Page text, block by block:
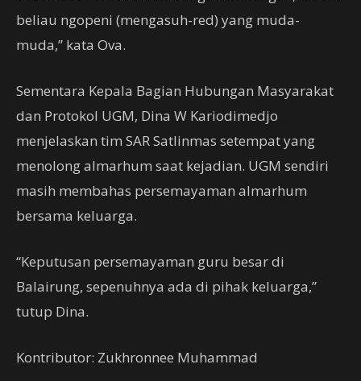
beliau ngopeni (mengasuh-red) yang muda-
muda,” kata Ova.
Sementara Kepala Bagian Hubungan Masyarakat
dan Protokol UGM, Dina W Kariodimedjo
menjelaskan tim SAR Satlinmas setempat yang
menolong almarhum saat kejadian. UGM sendiri
masih membahas persemayaman almarhum
bersama keluarga.
“Keputusan persemayaman guru besar di
Balairung, sepenuhnya ada di pihak keluarga,”
tutup Dina.
Kontributor: Zukhronnee Muhammad